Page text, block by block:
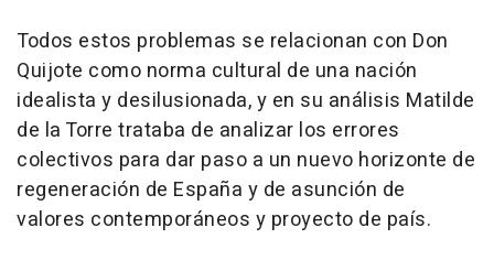
Todos estos problemas se relacionan con Don
Quijote como norma cultural de una nación
idealista y desilusionada, y en su análisis Matilde
de la Torre trataba de analizar los errores
colectivos para dar paso a un nuevo horizonte de
regeneración de España y de asunción de
valores contemporáneos y proyecto de país.